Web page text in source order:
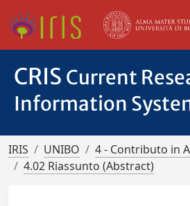
CRIS Current
Information
IRIS UNIBO
4 - Contributo in
4.02 Riassunto (Abstract)